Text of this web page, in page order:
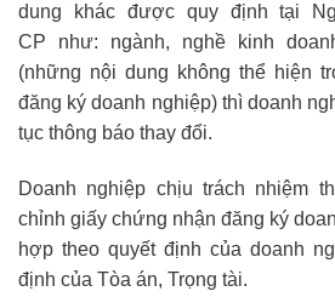
dung khác được quy định tại
CP như: ngành, nghề kinh
(những nội dung không thể hiện
đăng ký doanh nghiệp) thì doanh
tục thông báo thay đổi.
Doanh nghiệp chịu trách nhiệm
chỉnh giấy chứng nhận đăng ký
hợp theo quyết định của doanh
định của Tòa án, Trọng tài.